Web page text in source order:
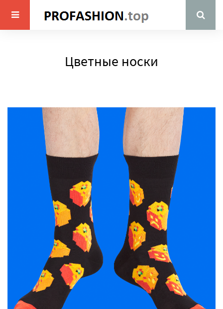
Цветные носки